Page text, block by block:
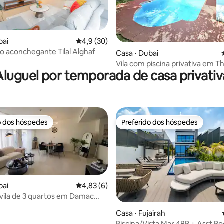
média de 5, 4 avaliações
4,9 de uma avaliação média de 5, 30
4,9 (30)
aconchegante Tilal Alghaf
Casa ⋅ Dubai
Vila com piscina privativa em
- acomoda 5 pessoas
por temporada de casa
dos hóspedes
dos hóspedes
4,83 de uma avaliação média de 5, 6
4,83 (6)
de 3 quartos em Damac
Preferido dos hóspedes
Preferido dos hóspedes
Casa ⋅ Fujairah